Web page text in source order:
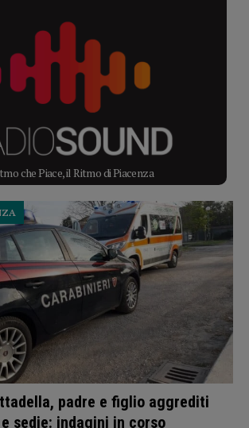
che Piace, il Ritmo di Piacenza
padre e figlio aggrediti
sedie: indagini in corso